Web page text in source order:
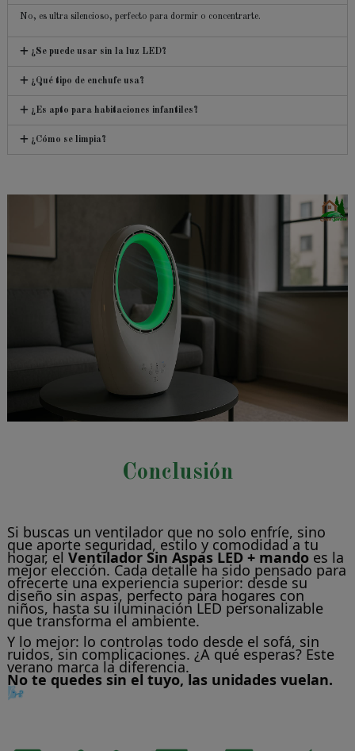
No, es ultra silencioso, perfecto para dormir o concentrarte.
¿Se puede usar sin la luz LED?
¿Qué tipo de enchufe usa?
¿Es apto para habitaciones infantiles?
¿Cómo se limpia?
Conclusión
Si buscas un ventilador que no solo enfríe, sino
que aporte seguridad, estilo y comodidad a tu
hogar, el Ventilador Sin Aspas LED + mando es la
mejor elección. Cada detalle ha sido pensado para
ofrecerte una experiencia superior: desde su
diseño sin aspas, perfecto para hogares con
niños, hasta su iluminación LED personalizable
que transforma el ambiente.
Y lo mejor: lo controlas todo desde el sofá, sin
ruidos, sin complicaciones. ¿A qué esperas? Este
verano marca la diferencia.
No te quedes sin el tuyo, las unidades vuelan.
🌬️